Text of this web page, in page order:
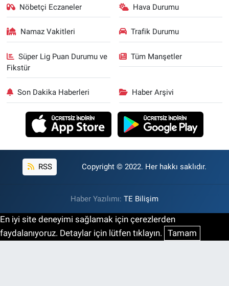
Nöbetçi Eczaneler Hava Durumu
Namaz Vakitleri Trafik Durumu
Süper Lig Puan Durumu ve
Fikstür
Tüm Manşetler
Son Dakika Haberleri Haber Arşivi
RSS Copyright © 2022. Her hakkı saklıdır.
Haber Yazılımı: TE Bilişim
En iyi site deneyimi sağlamak için çerezlerden
faydalanıyoruz. Detaylar için lütfen tıklayın. Tamam